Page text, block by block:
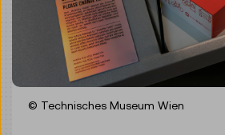
© Technisches Museum Wien